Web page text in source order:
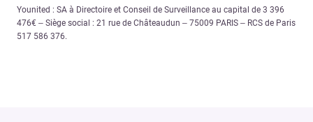
Younited : SA à Directoire et Conseil de Surveillance au capital de 3 396
476€ – Siège social : 21 rue de Châteaudun – 75009 PARIS – RCS de Paris
517 586 376.